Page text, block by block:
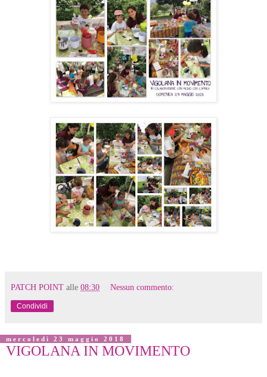
PATCH POINT alle 08:30 Nessun commento:
Condividi
mercoledì 23 maggio 2018
VIGOLANA IN MOVIMENTO